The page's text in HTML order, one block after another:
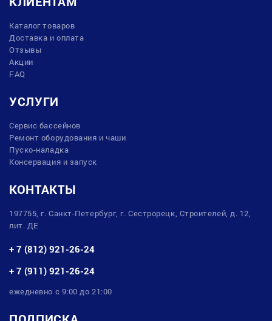
Каталог товаров
Доставка и оплата
Отзывы
Акции
FAQ
УСЛУГИ
Сервис бассейнов
Ремонт оборудования и чаши
Пуско-наладка
Консервация и запуск
КОНТАКТЫ
197755, г. Санкт-Петербург, г. Сестрорецк, Строителей, д. 12,
лит. ДЕ
+ 7 (812) 921-26-24
+ 7 (911) 921-26-24
ежедневно с 9:00 до 21:00